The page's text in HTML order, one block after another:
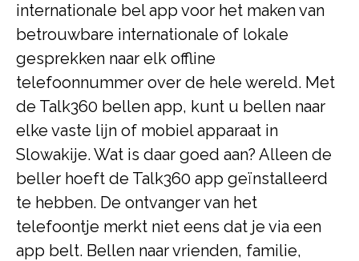
internationale bel app voor het maken van
betrouwbare internationale of lokale
gesprekken naar elk offline
telefoonnummer over de hele wereld. Met
de Talk360 bellen app, kunt u bellen naar
elke vaste lijn of mobiel apparaat in
Slowakije. Wat is daar goed aan? Alleen de
beller hoeft de Talk360 app geïnstalleerd
te hebben. De ontvanger van het
telefoontje merkt niet eens dat je via een
app belt. Bellen naar vrienden, familie,